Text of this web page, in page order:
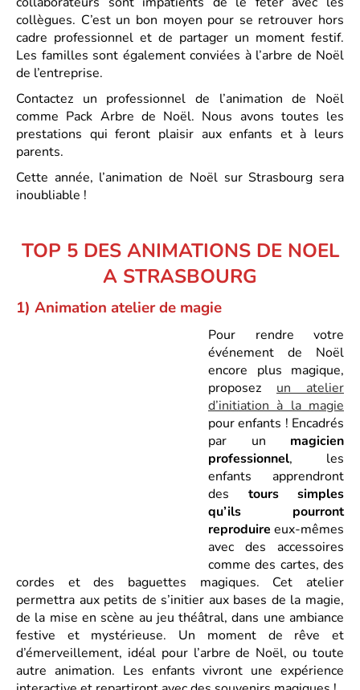
collègues. C’est un bon moyen pour se retrouver hors
cadre professionnel et de partager un moment festif.
Les familles sont également conviées à l’arbre de Noël
de l’entreprise.
Contactez un professionnel de l’animation de Noël
comme Pack Arbre de Noël. Nous avons toutes les
prestations qui feront plaisir aux enfants et à leurs
parents.
Cette année, l’animation de Noël sur Strasbourg sera
inoubliable !
TOP 5 DES ANIMATIONS DE NOEL
A STRASBOURG
1) Animation atelier de magie
Pour rendre votre
événement de Noël
encore plus magique,
proposez un atelier
d’initiation à la magie
pour enfants ! Encadrés
par un magicien
professionnel, les
enfants apprendront
des tours simples
qu’ils pourront
reproduire eux-mêmes
avec des accessoires
comme des cartes, des
cordes et des baguettes magiques. Cet atelier
permettra aux petits de s’initier aux bases de la magie,
de la mise en scène au jeu théâtral, dans une ambiance
festive et mystérieuse. Un moment de rêve et
d’émerveillement, idéal pour l’arbre de Noël, ou toute
autre animation. Les enfants vivront une expérience